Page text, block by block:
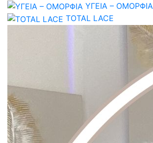
ΥΓΕΙΑ – ΟΜΟΡΦΙΑ
TOTAL LACE